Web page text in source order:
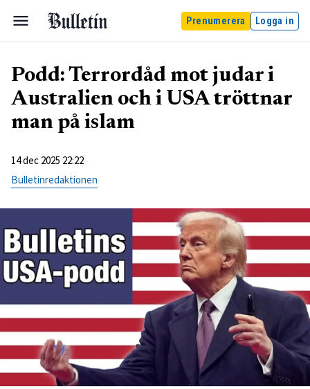
Prenumerera Logga in
Podd: Terrordåd mot judar i
Australien och i USA tröttnar
man på islam
14 dec 2025 22:22
Bulletinredaktionen